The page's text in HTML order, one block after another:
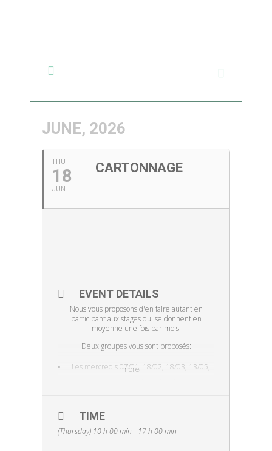
JUNE, 2026
THU
18
JUN
CARTONNAGE
more
EVENT DETAILS
Nous vous proposons d'en faire autant en
participant aux stages qui se donnent en
moyenne une fois par mois.
Deux groupes vous sont proposés:
Les mercredis 07/01, 18/02, 18/03, 13/05,
18/06, 09/07
TIME
(Thursday) 10 h 00 min - 17 h 00 min